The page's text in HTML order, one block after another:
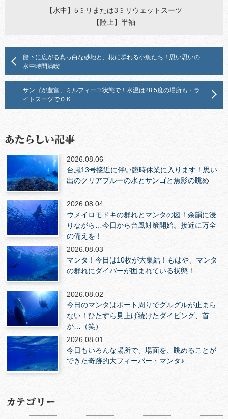
【水中】5ミリまたは3ミリウェットスーツ
【陸上】半袖
船下に広がる真っ白な砂地と、根に群れる小魚たち！思い思いの
水中時間満喫
サンゴが豊富、ミルフィーユ状態で！水温は28.5度の場所も・ラ
イトスーツでＯＫ
2026.08.06
台風13号接近に伴い臨時休業に入ります！思い
出のクリアブルーの水とサンゴと魚影の眺め
2026.08.04
ウメイロモドキの群れとマンタの図！余韻に浸
りながら…今日から台風対策開始。接近に万全
の備えを！
2026.08.03
マンタ！今日は10枚が大集結！もはや、マンタ
の群れにダイバーが囲まれている状態！
2026.08.02
今日のマンタはボート周りでグルグルが止まら
ない！ひたすら見上げ続けたダイビング、首
が…（笑）
2026.08.01
今日もいろんな場所で、場面を、眺めることが
できた奇跡的大フィーバー・マンタ♪